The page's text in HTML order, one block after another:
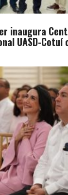
inaugura
UASD-Cotuí